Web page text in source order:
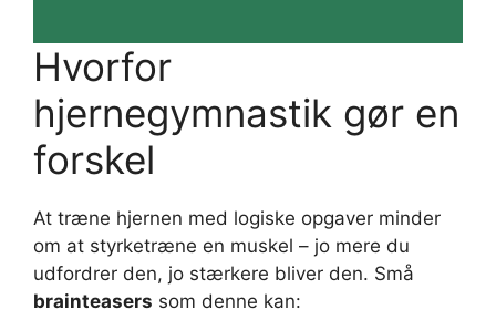
Hvorfor
hjernegymnastik gør en
forskel
At træne hjernen med logiske opgaver minder
om at styrketræne en muskel – jo mere du
udfordrer den, jo stærkere bliver den. Små
brainteasers som denne kan: